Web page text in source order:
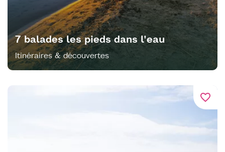
7 balades les pieds dans l'eau
Itinéraires & découvertes
favorite_border